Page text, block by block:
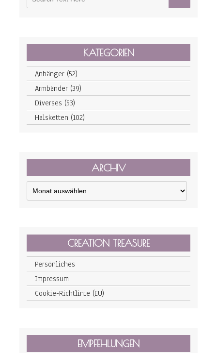
KATEGORIEN
Anhänger (52)
Armbänder (39)
Diverses (53)
Halsketten (102)
ARCHIV
Archiv
CREATION TREASURE
Persönliches
Impressum
Cookie-Richtlinie (EU)
EMPFEHLUNGEN